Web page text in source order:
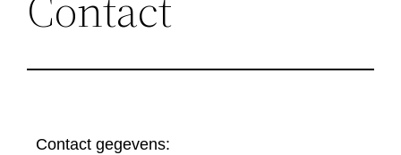
Contact gegevens: